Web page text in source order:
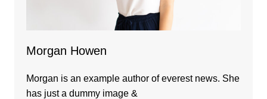
Morgan Howen
Morgan is an example author of everest news. She
has just a dummy image &